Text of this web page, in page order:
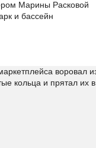
Марины Расковой
и бассейн